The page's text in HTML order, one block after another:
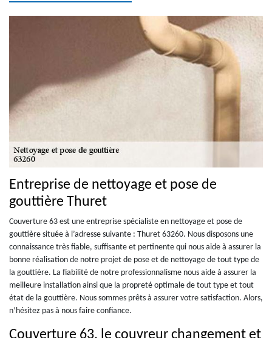
Entreprise de nettoyage et pose de
gouttière Thuret
Couverture 63 est une entreprise spécialiste en nettoyage et pose de
gouttière située à l’adresse suivante : Thuret 63260. Nous disposons une
connaissance très fiable, suffisante et pertinente qui nous aide à assurer la
bonne réalisation de notre projet de pose et de nettoyage de tout type de
la gouttière. La fiabilité de notre professionnalisme nous aide à assurer la
meilleure installation ainsi que la propreté optimale de tout type et tout
état de la gouttière. Nous sommes prêts à assurer votre satisfaction. Alors,
n’hésitez pas à nous faire confiance.
Couverture 63, le couvreur changement et